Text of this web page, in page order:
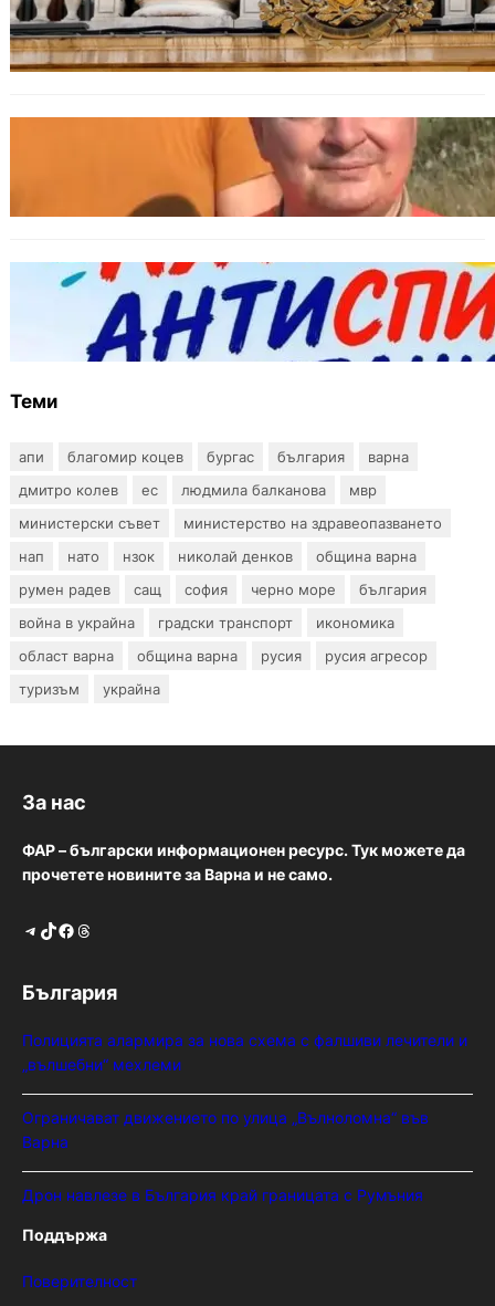
Дрон навлезе в България край границата с
Румъния
МЗХ: Ловните билети ще могат да се
издават онлайн
БЪЛГАРИЯ
Варна предлага безплатни и анонимни
тестове за ХИВ и други инфекции през
август
Теми
апи благомир коцев бургас българия
варна
дмитро колев
ес людмила балканова
мвр
министерски съвет
министерство на здравеопазването
нап
нато нзок николай денков
община варна
румен радев
сащ софия черно море
българия
война в украйна
градски транспорт
икономика
област варна
община варна русия
русия агресор
туризъм
украйна
За нас
ФАР – български информационен ресурс. Тук можете да
прочетете новините за Варна и не само.
Telegram TikTok Facebook Threads
България
Полицията алармира за нова схема с фалшиви лечители и
„вълшебни“ мехлеми
Ограничават движението по улица „Вълноломна“ във
Варна
Дрон навлезе в България край границата с Румъния
Поддържа
Поверителност